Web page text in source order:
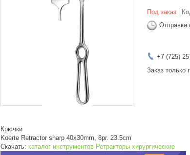
Под заказ
Отправка
+7 (725)
Заказ только
Крючки
Koerte Retractor sharp 40x30mm, 8pr. 23.5cm
Скачать: каталог инструментов Ретракторы хирургические